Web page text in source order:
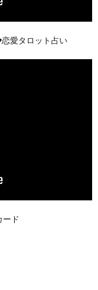
愛タロット占い
ード